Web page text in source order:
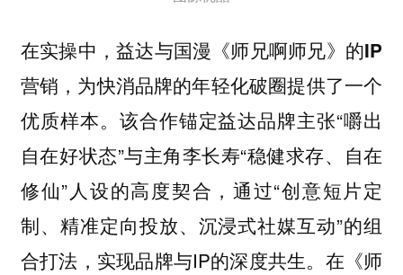
在实操中，益达与国漫《师兄啊师兄》的IP
营销，为快消品牌的年轻化破圈提供了一个
优质样本。该合作锚定益达品牌主张“嚼出
自在好状态”与主角李长寿“稳健求存、自在
修仙”人设的高度契合，通过“创意短片定
制、精准定向投放、沉浸式社媒互动”的组
合打法，实现品牌与IP的深度共生。在《师